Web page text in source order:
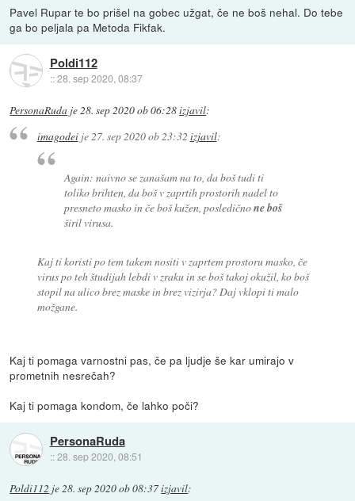
Pavel Rupar te bo prišel na gobec užgat, če ne boš nehal. Do tebe
ga bo peljala pa Metoda Fikfak.
Poldi112
::28. sep 2020, 08:37
PersonaRuda je28. sep 2020 ob 06:28izjavil:
imagodeije27. sep 2020 ob 23:32 izjavil:
Again: naivno se zanašam na to, da boš tudi ti
toliko brihten, da boš v zaprtih prostorih nadel to
presneto masko in če boš kužen, posledičnone boš
širil virusa.
Kaj ti koristi po tem takem nositi v zaprtem prostoru masko, če
virus po teh študijah lebdi v zraku in se boš takoj okužil, ko boš
stopil na ulico brez maske in brez vizirja? Daj vklopi ti malo
možgane.
Kaj ti pomaga varnostni pas, če pa ljudje še kar umirajo v
prometnih nesrečah?
Kaj ti pomaga kondom, če lahko poči?
PersonaRuda
::28. sep 2020, 08:51
Poldi112 je28. sep 2020 ob 08:37izjavil: